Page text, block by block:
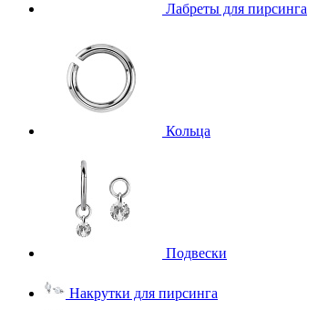
Лабреты для пирсинга
Кольца
Подвески
Накрутки для пирсинга